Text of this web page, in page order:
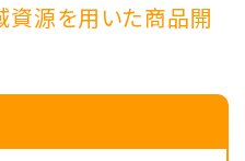
資源を用いた商品開